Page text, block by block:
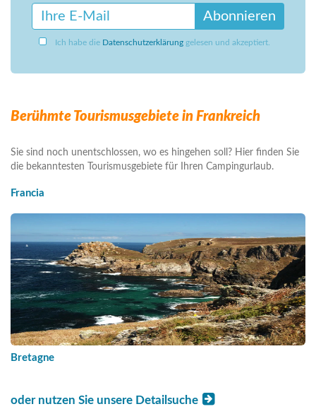
Abonnieren
Ich habe die Datenschutzerklärung gelesen und akzeptiert.
Berühmte Tourismusgebiete in Frankreich
Sie sind noch unentschlossen, wo es hingehen soll? Hier finden Sie
die bekanntesten Tourismusgebiete für Ihren Campingurlaub.
Francia
Bretagne
oder nutzen Sie unsere Detailsuche